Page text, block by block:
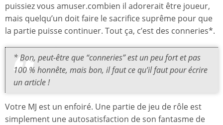
puissiez vous amuser.combien il adorerait être joueur,
mais quelqu’un doit faire le sacrifice suprême pour que
la partie puisse continuer. Tout ça, c’est des conneries*.
* Bon, peut-être que “conneries” est un peu fort et pas
100 % honnête, mais bon, il faut ce qu’il faut pour écrire
un article !
Votre MJ est un enfoiré. Une partie de jeu de rôle est
simplement une autosatisfaction de son fantasme de